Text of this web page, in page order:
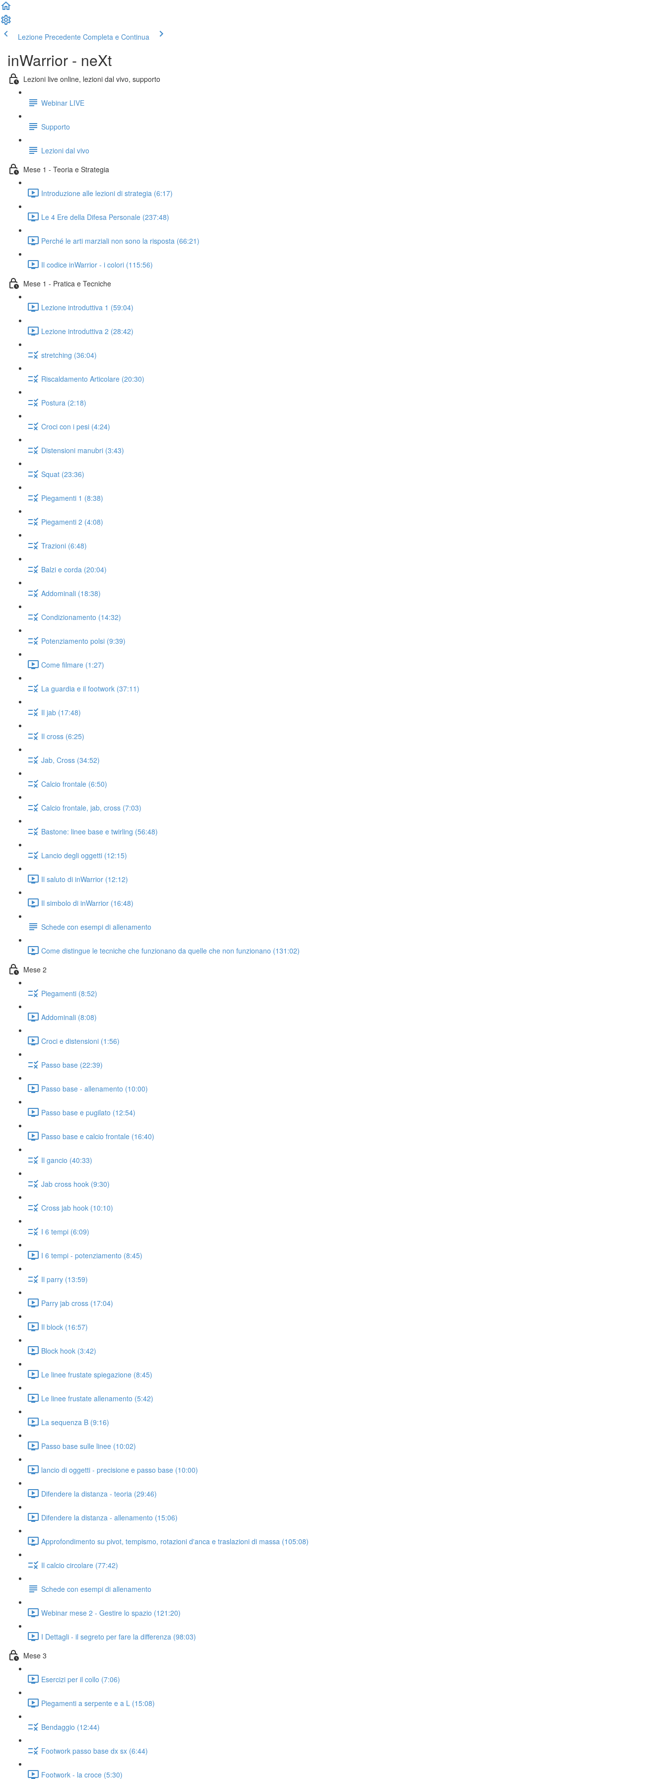
Lezione Precedente Completa e Continua
inWarrior - neXt
Lezioni live online, lezioni dal vivo, supporto
Webinar LIVE
Supporto
Lezioni dal vivo
Mese 1 - Teoria e Strategia
Introduzione alle lezioni di strategia (6:17)
Le 4 Ere della Difesa Personale (237:48)
Perché le arti marziali non sono la risposta (66:21)
Il codice inWarrior - i colori (115:56)
Mese 1 - Pratica e Tecniche
Lezione introduttiva 1 (59:04)
Lezione introduttiva 2 (28:42)
stretching (36:04)
Riscaldamento Articolare (20:30)
Postura (2:18)
Croci con i pesi (4:24)
Distensioni manubri (3:43)
Squat (23:36)
Piegamenti 1 (8:38)
Piegamenti 2 (4:08)
Trazioni (6:48)
Balzi e corda (20:04)
Addominali (18:38)
Condizionamento (14:32)
Potenziamento polsi (9:39)
Come filmare (1:27)
La guardia e il footwork (37:11)
Il jab (17:48)
Il cross (6:25)
Jab, Cross (34:52)
Calcio frontale (6:50)
Calcio frontale, jab, cross (7:03)
Bastone: linee base e twirling (56:48)
Lancio degli oggetti (12:15)
Il saluto di inWarrior (12:12)
Il simbolo di inWarrior (16:48)
Schede con esempi di allenamento
Come distingue le tecniche che funzionano da quelle che non funzionano (131:02)
Mese 2
Piegamenti (8:52)
Addominali (8:08)
Croci e distensioni (1:56)
Passo base (22:39)
Passo base - allenamento (10:00)
Passo base e pugilato (12:54)
Passo base e calcio frontale (16:40)
Il gancio (40:33)
Jab cross hook (9:30)
Cross jab hook (10:10)
I 6 tempi (6:09)
I 6 tempi - potenziamento (8:45)
Il parry (13:59)
Parry jab cross (17:04)
Il block (16:57)
Block hook (3:42)
Le linee frustate spiegazione (8:45)
Le linee frustate allenamento (5:42)
La sequenza B (9:16)
Passo base sulle linee (10:02)
lancio di oggetti - precisione e passo base (10:00)
Difendere la distanza - teoria (29:46)
Difendere la distanza - allenamento (15:06)
Approfondimento su pivot, tempismo, rotazioni d'anca e traslazioni di massa (105:08)
Il calcio circolare (77:42)
Schede con esempi di allenamento
Webinar mese 2 - Gestire lo spazio (121:20)
I Dettagli - il segreto per fare la differenza (98:03)
Mese 3
Esercizi per il collo (7:06)
Piegamenti a serpente e a L (15:08)
Bendaggio (12:44)
Footwork passo base dx sx (6:44)
Footwork - la croce (5:30)